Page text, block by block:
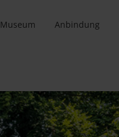
Museum Anbindung